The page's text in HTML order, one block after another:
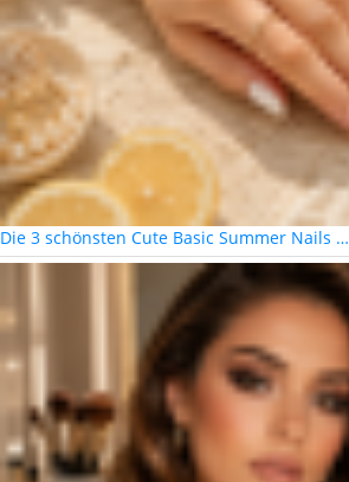
Die 3 schönsten Cute Basic Summer Nails …